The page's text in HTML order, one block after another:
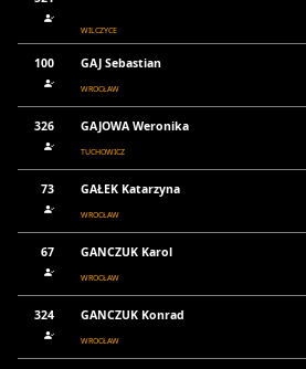
WILCZYCE
100 GAJ Sebastian
WROCŁAW
326 GAJOWA Weronika
TUCHOWICZ
73 GAŁEK Katarzyna
WROCŁAW
67 GANCZUK Karol
WROCŁAW
324 GANCZUK Konrad
WROCŁAW